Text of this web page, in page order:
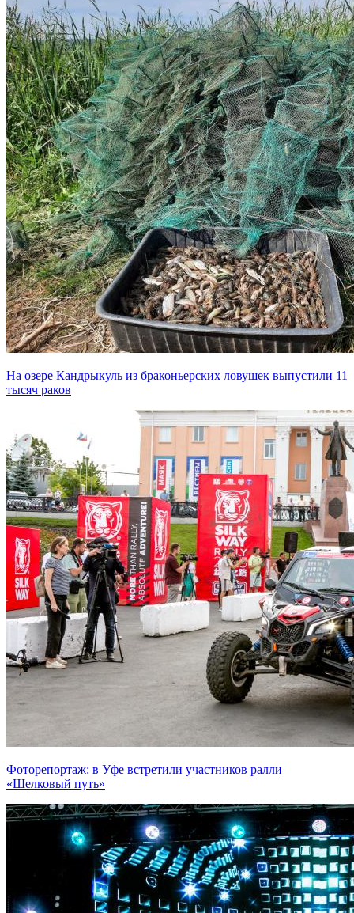
На озере Кандрыкуль из браконьерских ловушек выпустили 11
тысяч раков
Фоторепортаж: в Уфе встретили участников ралли
«Шелковый путь»